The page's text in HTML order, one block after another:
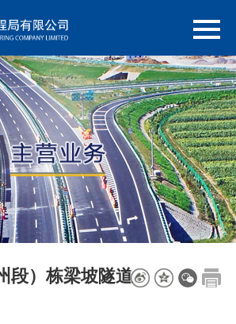
段）栋梁坡隧道